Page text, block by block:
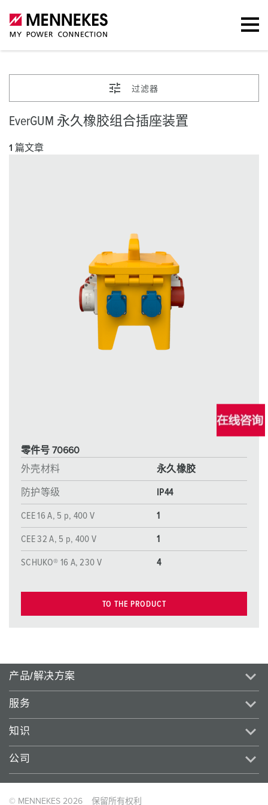
过滤器
EverGUM 永久橡胶组合插座装置
1 篇文章
零件号 70660
外壳材料
永久橡胶
防护等级 IP44
CEE 16 A, 5 p, 400 V 1
CEE 32 A, 5 p, 400 V 1
SCHUKO® 16 A, 230 V 4
TO THE PRODUCT
产品/解决方案
服务
知识
公司
© MENNEKES 2026 保留所有权利